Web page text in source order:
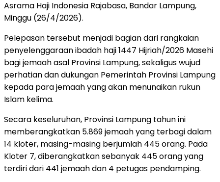
Asrama Haji Indonesia Rajabasa, Bandar Lampung,
Minggu (26/4/2026).
Pelepasan tersebut menjadi bagian dari rangkaian
penyelenggaraan ibadah haji 1447 Hijriah/2026 Masehi
bagi jemaah asal Provinsi Lampung, sekaligus wujud
perhatian dan dukungan Pemerintah Provinsi Lampung
kepada para jemaah yang akan menunaikan rukun
Islam kelima.
Secara keseluruhan, Provinsi Lampung tahun ini
memberangkatkan 5.869 jemaah yang terbagi dalam
14 kloter, masing-masing berjumlah 445 orang. Pada
Kloter 7, diberangkatkan sebanyak 445 orang yang
terdiri dari 441 jemaah dan 4 petugas pendamping.